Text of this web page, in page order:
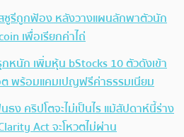
ซูรีถูกฟ้อง หลังวางแผนลักพาตัวนัก
เพื่อเรียกค่าไถ่
หนัก เพิ่มหุ้น bStocks 10 ตัวดังเข้า
พร้อมแคมเปญฟรีค่าธรรมเนียม
ธง คริปโตจะไม่เป็นไร แม้สัปดาห์นี้ร่าง
Act จะโหวตไม่ผ่าน